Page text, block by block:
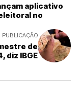
aplicativo
no
PUBLICAÇÃO
de
diz IBGE